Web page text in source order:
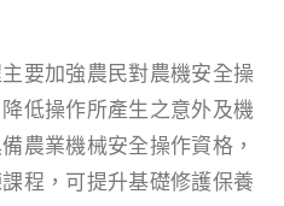
要加強農民對農機安全操
低操作所產生之意外及機
農業機械安全操作資格，
程，可提升基礎修護保養